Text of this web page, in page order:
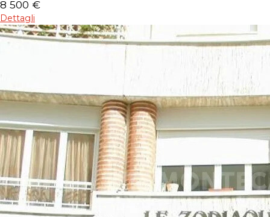
8 500 €
Dettagli